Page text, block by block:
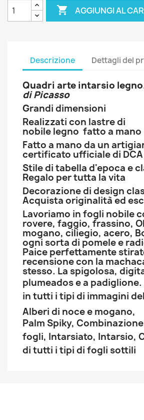
 AGGIUNGI AL
Descrizione Dettagli del
Quadri arte intarsio
di Picasso
Grandi dimensioni
Realizzati con lastre di
nobile legno fatto a mano
Fatto a mano da un
certificato ufficiale di DCA
Stile di tabella d'epoca e
Regalo per tutta la vita
Decorazione di design
Acquista originalità ed
Lavoriamo in fogli nobile
rovere, faggio, frassino,
mogano, ciliegio, acero,
ogni sorta di pomele e
Paice perfettamente
recensione con la
stesso. La spigolosa,
plumeados e a padiglione.
in tutti i tipi di immagini
Alberi di noce e mogano,
Palm Spiky,
fogli, Intarsiato, Intarsio,
di tutti i tipi di fogli sottili